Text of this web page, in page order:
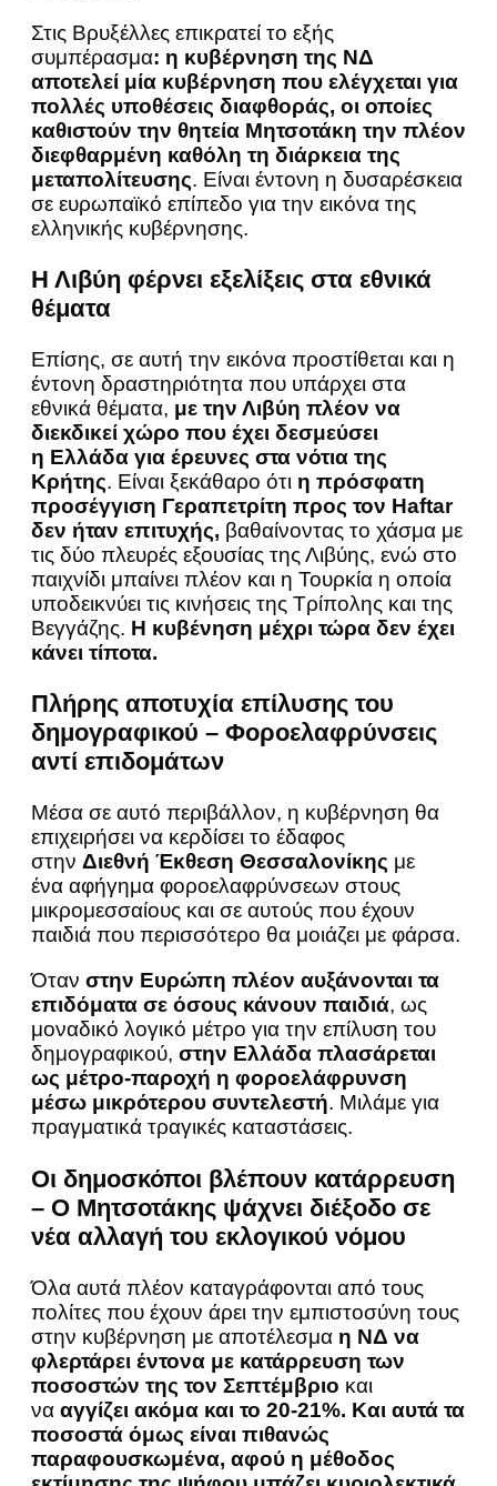
Στις Βρυξέλλες επικρατεί το εξής
συμπέρασμα: η κυβέρνηση της ΝΔ
αποτελεί μία κυβέρνηση που ελέγχεται για
πολλές υποθέσεις διαφθοράς, οι οποίες
καθιστούν την θητεία Μητσοτάκη την πλέον
διεφθαρμένη καθόλη τη διάρκεια της
μεταπολίτευσης. Είναι έντονη η δυσαρέσκεια
σε ευρωπαϊκό επίπεδο για την εικόνα της
ελληνικής κυβέρνησης.
Η Λιβύη φέρνει εξελίξεις στα εθνικά
θέματα
Επίσης, σε αυτή την εικόνα προστίθεται και η
έντονη δραστηριότητα που υπάρχει στα
εθνικά θέματα, με την Λιβύη πλέον να
διεκδικεί χώρο που έχει δεσμεύσει
η Ελλάδα για έρευνες στα νότια της
Κρήτης. Είναι ξεκάθαρο ότι η πρόσφατη
προσέγγιση Γεραπετρίτη προς τον Haftar
δεν ήταν επιτυχής, βαθαίνοντας το χάσμα με
τις δύο πλευρές εξουσίας της Λιβύης, ενώ στο
παιχνίδι μπαίνει πλέον και η Τουρκία η οποία
υποδεικνύει τις κινήσεις της Τρίπολης και της
Βεγγάζης. Η κυβένηση μέχρι τώρα δεν έχει
κάνει τίποτα.
Πλήρης αποτυχία επίλυσης του
δημογραφικού – Φοροελαφρύνσεις
αντί επιδομάτων
Μέσα σε αυτό περιβάλλον, η κυβέρνηση θα
επιχειρήσει να κερδίσει το έδαφος
στην Διεθνή Έκθεση Θεσσαλονίκης με
ένα αφήγημα φοροελαφρύνσεων στους
μικρομεσσαίους και σε αυτούς που έχουν
παιδιά που περισσότερο θα μοιάζει με φάρσα.
Όταν στην Ευρώπη πλέον αυξάνονται τα
επιδόματα σε όσους κάνουν παιδιά, ως
μοναδικό λογικό μέτρο για την επίλυση του
δημογραφικού, στην Ελλάδα πλασάρεται
ως μέτρο-παροχή η φοροελάφρυνση
μέσω μικρότερου συντελεστή. Μιλάμε για
πραγματικά τραγικές καταστάσεις.
Οι δημοσκόποι βλέπουν κατάρρευση
– Ο Μητσοτάκης ψάχνει διέξοδο σε
νέα αλλαγή του εκλογικού νόμου
Όλα αυτά πλέον καταγράφονται από τους
πολίτες που έχουν άρει την εμπιστοσύνη τους
στην κυβέρνηση με αποτέλεσμα η ΝΔ να
φλερτάρει έντονα με κατάρρευση των
ποσοστών της τον Σεπτέμβριο και
να αγγίζει ακόμα και το 20-21%. Και αυτά τα
ποσοστά όμως είναι πιθανώς
παραφουσκωμένα, αφού η μέθοδος